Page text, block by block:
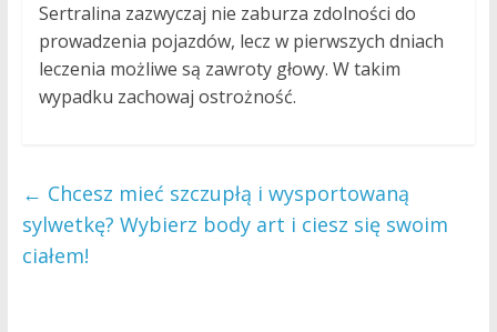
Sertralina zazwyczaj nie zaburza zdolności do
prowadzenia pojazdów, lecz w pierwszych dniach
leczenia możliwe są zawroty głowy. W takim
wypadku zachowaj ostrożność.
← Chcesz mieć szczupłą i wysportowaną
sylwetkę? Wybierz body art i ciesz się swoim
ciałem!